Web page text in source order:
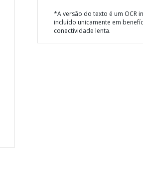
*A versão do texto é um OCR
incluído unicamente em
conectividade lenta.